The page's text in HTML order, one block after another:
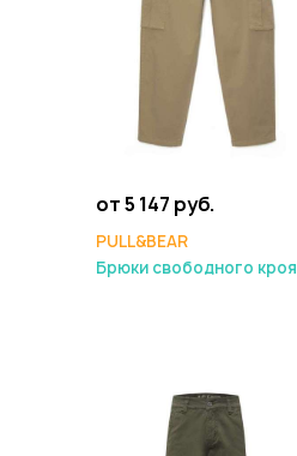
от 5 147 руб.
PULL&BEAR
Брюки свободного кроя